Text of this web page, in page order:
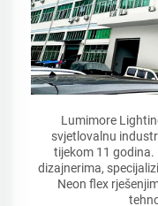
Lumimore
svjetlovalnu
tijekom 11 godina.
dizajnerima,
Neon flex